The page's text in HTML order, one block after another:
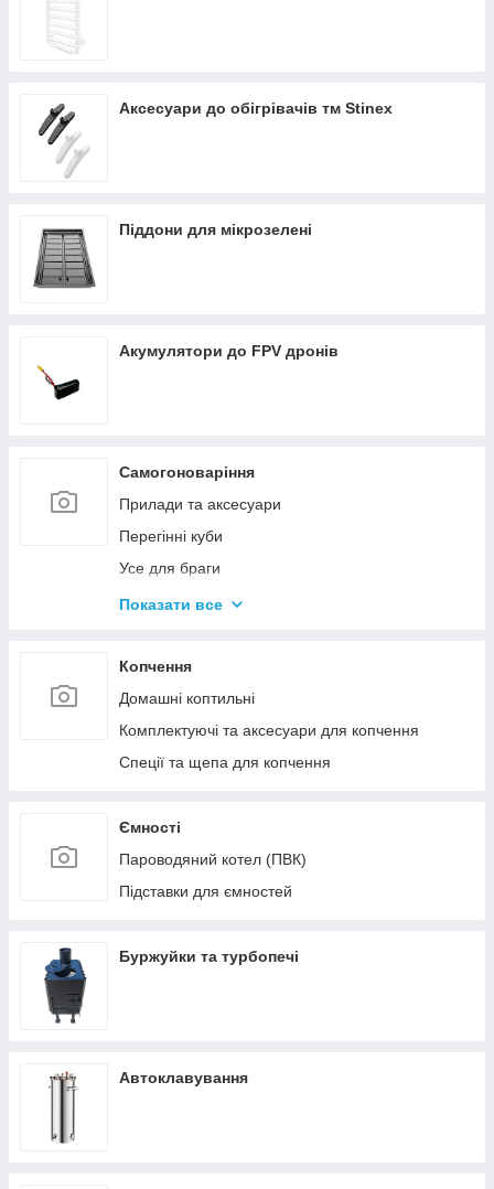
Аксесуари до обігрівачів тм Stinex
Піддони для мікрозелені
Акумулятори до FPV дронів
Самогоноваріння
Прилади та аксесуари
Перегінні куби
Усе для браги
Комплектуючі та запчастини
Колони без ємності
Показати все
Копчення
Домашні коптильні
Комплектуючі та аксесуари для копчення
Спеції та щепа для копчення
Ємності
Пароводяний котел (ПВК)
Підставки для ємностей
Буржуйки та турбопечі
Автоклавування